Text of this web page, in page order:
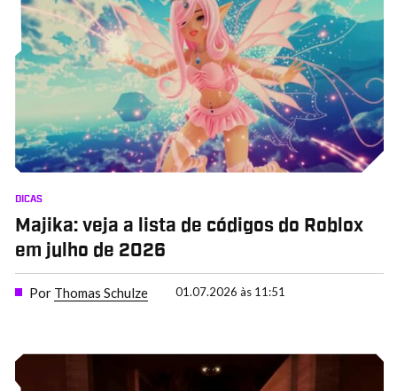
DICAS
Majika: veja a lista de códigos do Roblox
em julho de 2026
Por Thomas Schulze 01.07.2026 às 11:51